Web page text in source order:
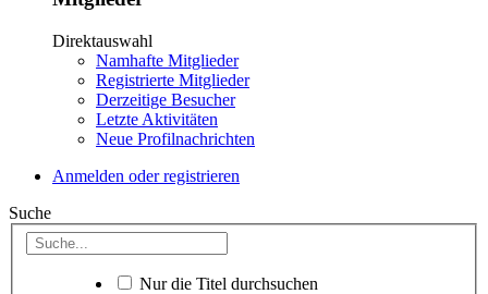
Direktauswahl
Namhafte Mitglieder
Registrierte Mitglieder
Derzeitige Besucher
Letzte Aktivitäten
Neue Profilnachrichten
Anmelden oder registrieren
Suche
Nur die Titel durchsuchen